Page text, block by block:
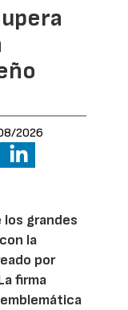
2026
los grandes
la
por
firma